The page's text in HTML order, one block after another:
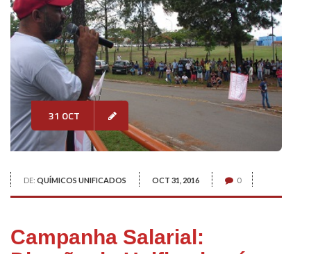
31 OCT
DE: QUÍMICOS UNIFICADOS OCT 31, 2016 0
Campanha Salarial: